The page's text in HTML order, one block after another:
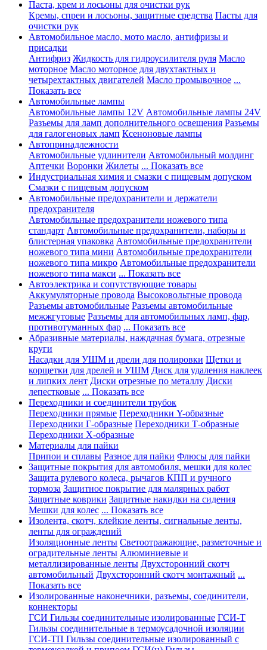
Паста, крем и лосьоны для очистки рук
Кремы, спреи и лосьоны, защитные средства Пасты для
очистки рук
Автомобильное масло, мото масло, антифризы и
присадки
Антифриз Жидкость для гидроусилителя руля Масло
моторное Масло моторное для двухтактных и
четырехтактных двигателей Масло промывочное ...
Показать все
Автомобильные лампы
Автомобильные лампы 12V Автомобильные лампы 24V
Разъемы для ламп дополнительного освещения Разъемы
для галогеновых ламп Ксеноновые лампы
Автопринадлежности
Автомобильные удлинители Автомобильный молдинг
Аптечки Воронки Жилеты ... Показать все
Индустриальная химия и смазки с пищевым допуском
Смазки с пищевым допуском
Автомобильные предохранители и держатели
предохранителя
Автомобильные предохранители ножевого типа
стандарт Автомобильные предохранители, наборы и
блистерная упаковка Автомобильные предохранители
ножевого типа мини Автомобильные предохранители
ножевого типа микро Автомобильные предохранители
ножевого типа макси ... Показать все
Автоэлектрика и сопутствующие товары
Аккумуляторные провода Высоковольтные провода
Разъемы автомобильные Разъемы автомобильные
межжгутовые Разъемы для автомобильных ламп, фар,
противотуманных фар ... Показать все
Абразивные материалы, наждачная бумага, отрезные
круги
Насадки для УШМ и дрели для полировки Щетки и
корщетки для дрелей и УШМ Диск для удаления наклеек
и липких лент Диски отрезные по металлу Диски
лепестковые ... Показать все
Переходники и соединители трубок
Переходники прямые Переходники Y-образные
Переходники Г-образные Переходники Т-образные
Переходники Х-образные
Материалы для пайки
Припои и сплавы Разное для пайки Флюсы для пайки
Защитные покрытия для автомобиля, мешки для колес
Защита рулевого колеса, рычагов КПП и ручного
тормоза Защитное покрытие для малярных работ
Защитные коврики Защитные накидки на сидения
Мешки для колес ... Показать все
Изолента, скотч, клейкие ленты, сигнальные ленты,
ленты для ограждений
Изоляционные ленты Светоотражающие, разметочные и
оградительные ленты Алюминиевые и
металлизированные ленты Двухсторонний скотч
автомобильный Двухсторонний скотч монтажный ...
Показать все
Изолированные наконечники, разъемы, соединители,
коннекторы
ГСИ Гильзы соединительные изолированные ГСИ-Т
Гильзы соединительные в термоусадочной изоляции
ГСИ-ТП Гильзы соединительные изолированный с